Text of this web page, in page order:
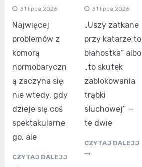
31 lipca 2026
Najwięcej
problemów z
komorą
normobaryczn
ą zaczyna się
nie wtedy, gdy
dzieje się coś
spektakularne
go, ale
CZYTAJ DALEJJ
31 lipca 2026
„Uszy zatkane
przy katarze to
błahostka” albo
„to skutek
zablokowania
trąbki
słuchowej” —
te dwie
CZYTAJ DALEJJ